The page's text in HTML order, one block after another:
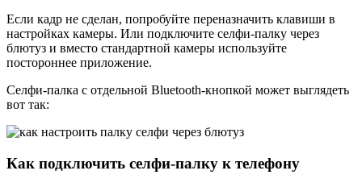
Если кадр не сделан, попробуйте переназначить клавиши в
настройках камеры. Или подключите селфи-палку через
блютуз и вместо стандартной камеры используйте
постороннее приложение.
Селфи-палка с отдельной Bluetooth-кнопкой может выглядеть
вот так:
Как подключить селфи-палку к телефону